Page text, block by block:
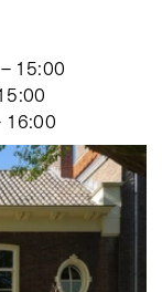
15:00
16:00